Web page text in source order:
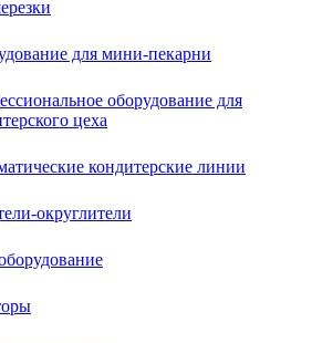
для мини-пекарни
оборудование для
цеха
кондитерские линии
округлители